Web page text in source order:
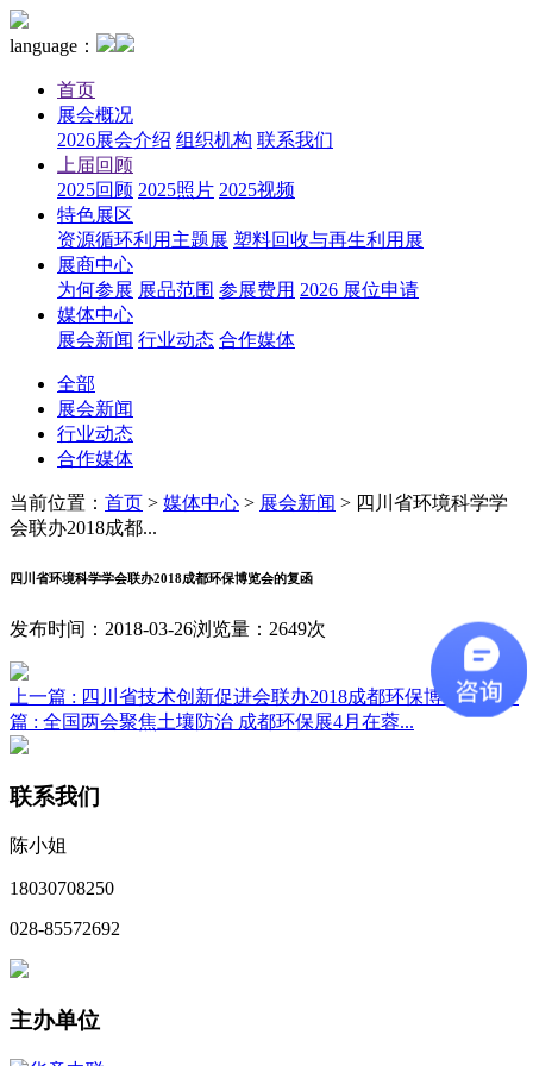
language：
首页
展会概况
2026展会介绍 组织机构 联系我们
上届回顾
2025回顾 2025照片 2025视频
特色展区
资源循环利用主题展 塑料回收与再生利用展
展商中心
为何参展 展品范围 参展费用 2026 展位申请
媒体中心
展会新闻 行业动态 合作媒体
全部
展会新闻
行业动态
合作媒体
当前位置： 首页 > 媒体中心 > 展会新闻 > 四川省环境科学学
会联办2018成都...
四川省环境科学学会联办2018成都环保博览会的复函
发布时间：2018-03-26浏览量：2649次
上一篇 : 四川省技术创新促进会联办2018成都环保博览... 下一
篇 : 全国两会聚焦土壤防治 成都环保展4月在蓉...
联系我们
陈小姐
18030708250
028-85572692
主办单位